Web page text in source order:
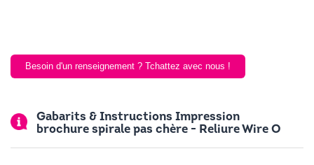
Besoin d'un renseignement ? Tchattez avec nous !
Gabarits & Instructions Impression
brochure spirale pas chère - Reliure Wire O